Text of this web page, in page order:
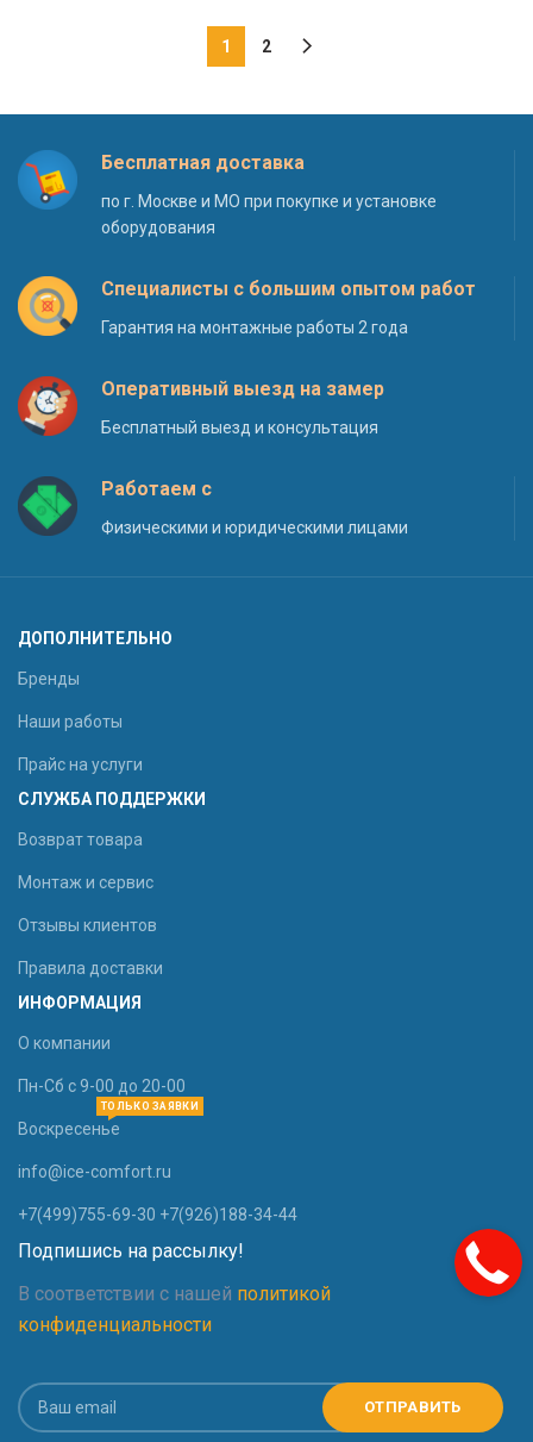
1 2
Бесплатная доставка
по г. Москве и МО при покупке и установке
оборудования
Специалисты с большим опытом работ
Гарантия на монтажные работы 2 года
Оперативный выезд на замер
Бесплатный выезд и консультация
Работаем с
Физическими и юридическими лицами
ДОПОЛНИТЕЛЬНО
Бренды
Наши работы
Прайс на услуги
СЛУЖБА ПОДДЕРЖКИ
Возврат товара
Монтаж и сервис
Отзывы клиентов
Правила доставки
ИНФОРМАЦИЯ
О компании
Пн-Сб с 9-00 до 20-00
Воскресенье
ТОЛЬКО ЗАЯВКИ
info@ice-comfort.ru
+7(499)755-69-30 +7(926)188-34-44
Подпишись на рассылку!
В соответствии с нашей политикой
конфиденциальности